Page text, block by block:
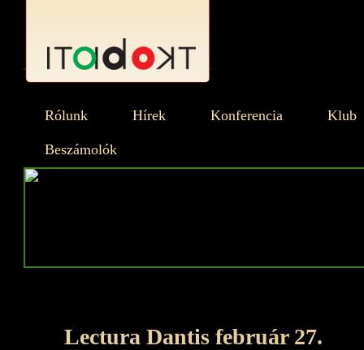
Rólunk Hírek Konferencia Klub
Beszámolók
Lectura Dantis február 27.